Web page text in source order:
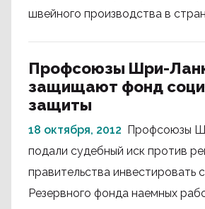
швейного производства в
Профсоюзы Шри-
защищают фонд
защиты
18 октября, 2012 Профсоюзы
подали судебный иск против
правительства инвестировать
Резервного фонда наемных